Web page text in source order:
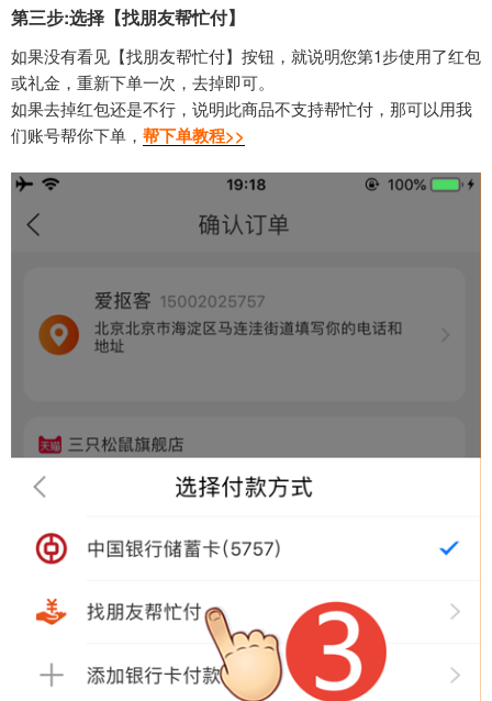
第三步:选择【找朋友帮忙付】
如果没有看见【找朋友帮忙付】按钮，就说明您第1步使用了红包
或礼金，重新下单一次，去掉即可。
如果去掉红包还是不行，说明此商品不支持帮忙付，那可以用我
们账号帮你下单， 帮下单教程>>